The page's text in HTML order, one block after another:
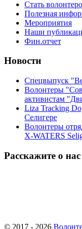
Стать
Полезная
Мероприятия
Наши
Фин.отчет
Новости
Спецвыпуск
Волонтеры
активистам
Liza Tracking
Селигере
Волонтеры
X-WATERS
Расскажите о нас
© 2017 - 2026